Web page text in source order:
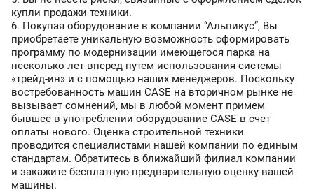
купли продажи техники.
Покупая оборудование в компании “Альпикус”, Вы
приобретаете уникальную возможность сформировать
программу по модернизации имеющегося парка на
несколько лет вперед путем использования системы
«трейд-ин» и с помощью наших менеджеров. Поскольку
востребованность машин CASE на вторичном рынке не
вызывает сомнений, мы в любой момент примем
бывшее в употреблении оборудование CASE в счет
оплаты нового. Оценка строительной техники
проводится специалистами нашей компании по единым
стандартам. Обратитесь в ближайший филиал компании
и закажите бесплатную предварительную оценку вашей
машины.